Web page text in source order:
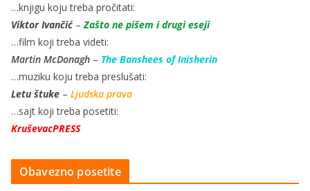
…knjigu koju treba pročitati:
Viktor Ivančić–Zašto ne pišem i drugi eseji
…film koji treba videti:
Martin McDonagh – The Banshees of Inisherin
…muziku koju treba preslušati:
Letu štuke – Ljudska prava
…sajt koji treba posetiti:
KruševacPRESS
Obavezno posetite